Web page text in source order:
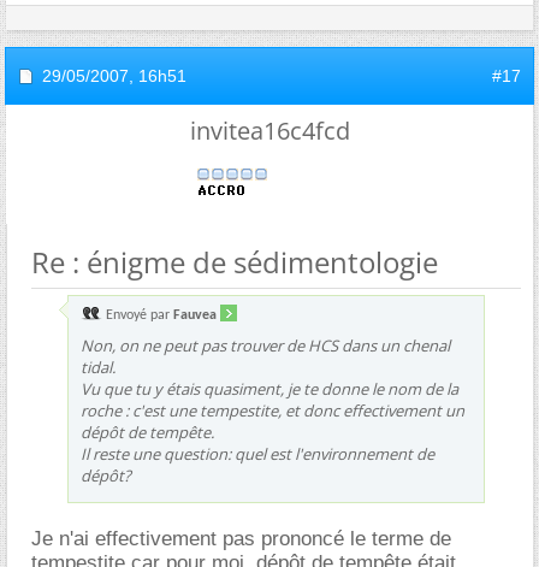
29/05/2007, 16h51 #17
invitea16c4fcd
Re : énigme de sédimentologie
Envoyé par Fauvea
Non, on ne peut pas trouver de HCS dans un chenal
tidal.
Vu que tu y étais quasiment, je te donne le nom de la
roche : c'est une tempestite, et donc effectivement un
dépôt de tempête.
Il reste une question: quel est l'environnement de
dépôt?
Je n'ai effectivement pas prononcé le terme de